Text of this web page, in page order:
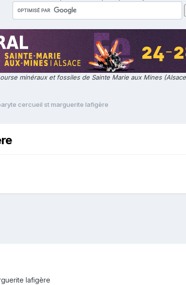
minéraux et fossiles de Sainte Marie aux Mines
cercueil st marguerite lafigère
lafigère